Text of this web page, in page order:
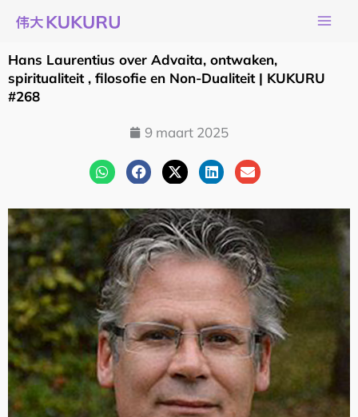
naar
de
inhoud
Hans Laurentius over Advaita, ontwaken,
spiritualiteit , filosofie en Non-Dualiteit | KUKURU
#268
9 maart 2025